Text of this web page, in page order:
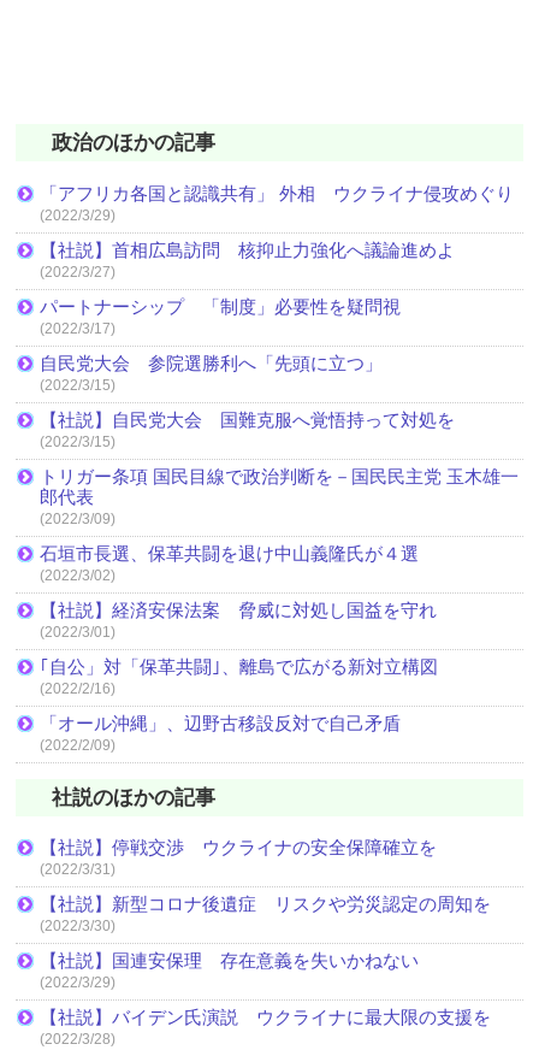
政治のほかの記事
「アフリカ各国と認識共有」 外相 ウクライナ侵攻めぐり
(2022/3/29)
【社説】首相広島訪問 核抑止力強化へ議論進めよ
(2022/3/27)
パートナーシップ 「制度」必要性を疑問視
(2022/3/17)
自民党大会 参院選勝利へ「先頭に立つ」
(2022/3/15)
【社説】自民党大会 国難克服へ覚悟持って対処を
(2022/3/15)
トリガー条項 国民目線で政治判断を－国民民主党 玉木雄一
郎代表
(2022/3/09)
石垣市長選、保革共闘を退け中山義隆氏が４選
(2022/3/02)
【社説】経済安保法案 脅威に対処し国益を守れ
(2022/3/01)
｢自公」対「保革共闘｣、離島で広がる新対立構図
(2022/2/16)
「オール沖縄」、辺野古移設反対で自己矛盾
(2022/2/09)
社説のほかの記事
【社説】停戦交渉 ウクライナの安全保障確立を
(2022/3/31)
【社説】新型コロナ後遺症 リスクや労災認定の周知を
(2022/3/30)
【社説】国連安保理 存在意義を失いかねない
(2022/3/29)
【社説】バイデン氏演説 ウクライナに最大限の支援を
(2022/3/28)